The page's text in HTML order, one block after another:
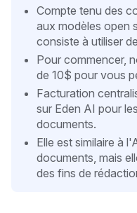
Compte tenu des
aux modèles open
consiste à utiliser
Pour commencer,
de 10$ pour vous
Facturation
sur Eden AI pour
documents.
Elle est similaire à
documents, mais
des fins de